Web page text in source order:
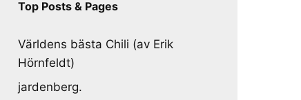
Top Posts & Pages
Världens bästa Chili (av Erik
Hörnfeldt)
jardenberg.